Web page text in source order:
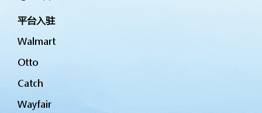
平台入驻
Walmart
Otto
Catch
Wayfair